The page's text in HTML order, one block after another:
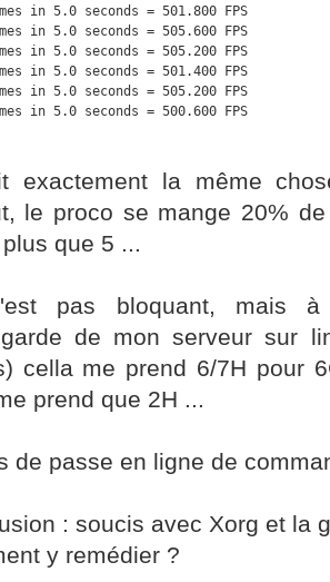
in 5.0 seconds = 501.800 FPS
in 5.0 seconds = 505.600 FPS
in 5.0 seconds = 505.200 FPS
in 5.0 seconds = 501.400 FPS
in 5.0 seconds = 505.200 FPS
in 5.0 seconds = 500.600 FPS
exactement la même
le proco se mange 20%
que 5 ...
pas bloquant, mais
de mon serveur sur
cella me prend 6/7H pour
prend que 2H ...
de passe en ligne de
: soucis avec Xorg et la
y remédier ?